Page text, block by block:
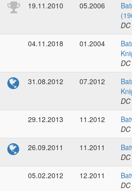
19.11.2010
05.2006
04.11.2018
01.2004
31.08.2012
07.2012
29.12.2013
11.2012
26.09.2011
11.2011
05.02.2012
12.2011